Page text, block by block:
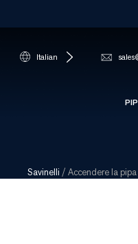
Italian
Savinelli / Accendere la